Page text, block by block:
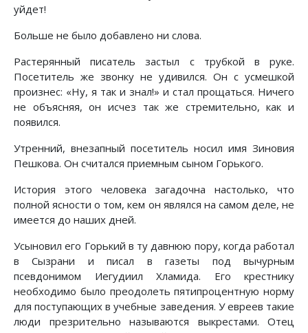
уйдет!
Больше не было добавлено ни слова.
Растерянный писатель застыл с трубкой в руке.
Посетитель же звонку не удивился. Он с усмешкой
произнес: «Ну, я так и знал!» и стал прощаться. Ничего
не объясняя, он исчез так же стремительно, как и
появился.
Утренний, внезапный посетитель носил имя Зиновия
Пешкова. Он считался приемным сыном Горького.
История этого человека загадочна настолько, что
полной ясности о том, кем он являлся на самом деле, не
имеется до наших дней.
Усыновил его Горький в ту давнюю пору, когда работал
в Сызрани и писал в газеты под вычурным
псевдонимом Иегудиил Хламида. Его крестнику
необходимо было преодолеть пятипроцентную норму
для поступающих в учебные заведения. У евреев такие
люди презрительно называются выкрестами. Отец